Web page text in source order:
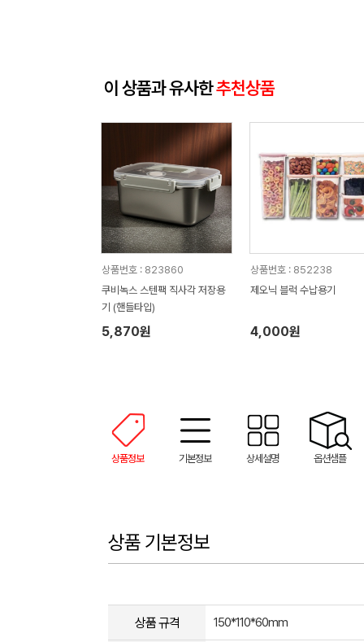
이 상품과 유사한추천상품
상품번호 : 823860
쿠비녹스 스텐팩 직사각 저장용
기 (핸들타입)
5,870원
상품번호 : 852238
제오닉 블럭 수납용기
4,000원
상품정보 기본정보 상세설명 옵션샘플
상품 기본정보
상품 규격 150*110*60mm